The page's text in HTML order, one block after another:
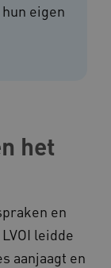
eigen
het
en
leidde
aanjaagt en